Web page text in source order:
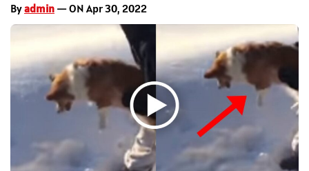
Byadmin — ON Apr 30, 2022